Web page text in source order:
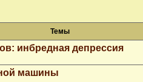
Темы
инбредная депрессия
машины